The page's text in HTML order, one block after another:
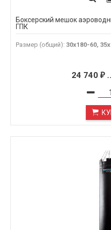
Боксерский мешок
ГПК
Размер (общий): 30х180-60,
24 740 ₽